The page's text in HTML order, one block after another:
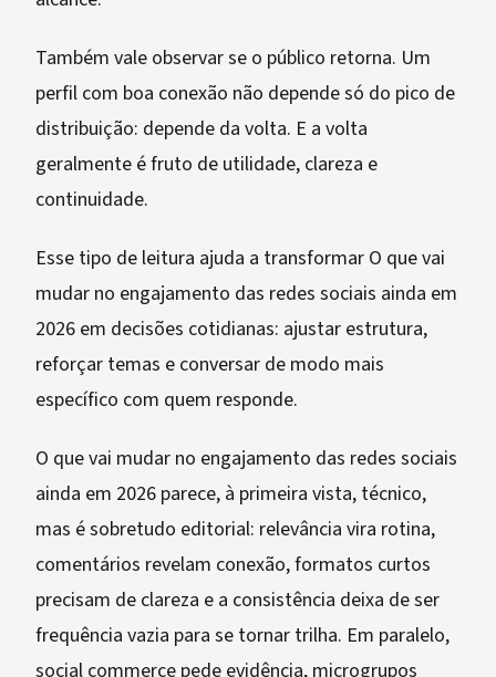
Também vale observar se o público retorna. Um
perfil com boa conexão não depende só do pico de
distribuição: depende da volta. E a volta
geralmente é fruto de utilidade, clareza e
continuidade.
Esse tipo de leitura ajuda a transformar O que vai
mudar no engajamento das redes sociais ainda em
2026 em decisões cotidianas: ajustar estrutura,
reforçar temas e conversar de modo mais
específico com quem responde.
O que vai mudar no engajamento das redes sociais
ainda em 2026 parece, à primeira vista, técnico,
mas é sobretudo editorial: relevância vira rotina,
comentários revelam conexão, formatos curtos
precisam de clareza e a consistência deixa de ser
frequência vazia para se tornar trilha. Em paralelo,
social commerce pede evidência, microgrupos